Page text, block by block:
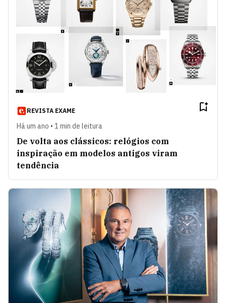
REVISTA EXAME
Há um ano • 1 min de leitura
De volta aos clássicos: relógios com
inspiração em modelos antigos viram
tendência